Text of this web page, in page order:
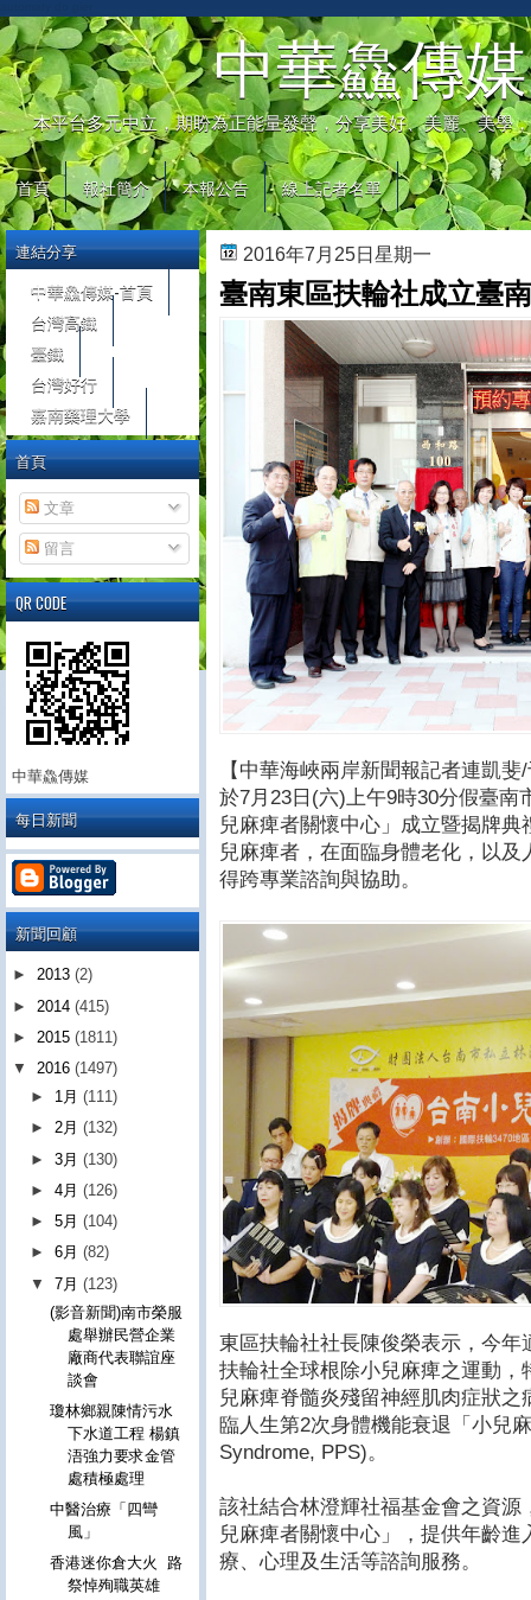
中華鱻傳媒
本平台多元中立，期盼為正能量發聲，分享美好、美麗、美學
首頁 報社簡介 本報公告 線上記者名單
2016年7月25日星期一
臺南東區扶輪社成立臺
【中華海峽兩岸新聞報記者連凱
於7月23日(六)上午9時30分假臺
兒麻痺者關懷中心」成立暨揭牌
兒麻痺者，在面臨身體老化，以
得跨專業諮詢與協助。
東區扶輪社社長陳俊榮表示，今
扶輪社全球根除小兒麻痺之運動
兒麻痺脊髓炎殘留神經肌肉症狀
臨人生第2次身體機能衰退「小兒
Syndrome, PPS)。
該社結合林澄輝社福基金會之資
兒麻痺者關懷中心」，提供年齡
療、心理及生活等諮詢服務。
連結分享
中華鱻傳媒-首頁
台灣高鐵
臺鐵
台灣好行
嘉南藥理大學
首頁
文章
留言
QR CODE
中華鱻傳媒
每日新聞
新聞回顧
► 2013 (2)
► 2014 (415)
► 2015 (1811)
▼ 2016 (1497)
► 1月(111)
►2月(132)
►3月(130)
►4月(126)
►5月(104)
►6月(82)
▼7月(123)
(影音新聞)南市榮服
處舉辦民營企業
廠商代表聯誼座
談會
瓊林鄉親陳情污水
下水道工程 楊鎮
浯強力要求金管
處積極處理
中醫治療「四彎
風」
香港迷你倉大火 路
祭悼殉職英雄